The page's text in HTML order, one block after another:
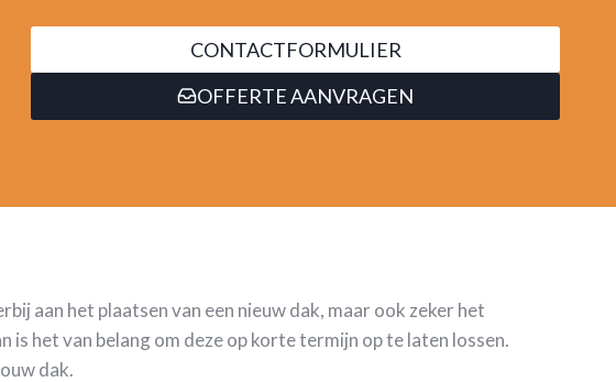
CONTACTFORMULIER
OFFERTE AANVRAGEN
aan het plaatsen van een nieuw dak, maar ook zeker het
het van belang om deze op korte termijn op te laten lossen.
dak.